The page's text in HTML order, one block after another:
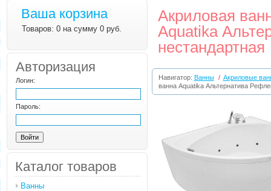
Ваша корзина
Товаров: 0 на сумму 0 руб.
Авторизация
Логин:
Пароль:
Каталог товаров
Ванны
Акриловая
Aquatika
нестандартная
Навигатор: Ванны / Акриловые
ванна Aquatika Альтернатива